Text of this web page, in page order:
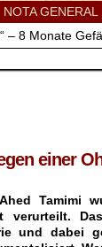
NOTA
– 8 Monate
einer
Tamimi
und dabei